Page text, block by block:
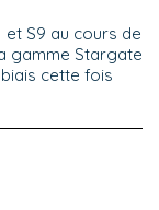
et S9 au cours de
gamme Stargate
cette fois